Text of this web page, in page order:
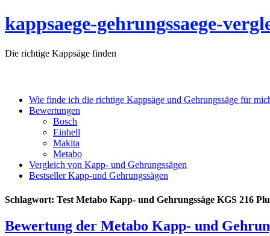
kappsaege-gehrungssaege-
Die richtige Kappsäge finden
Wie finde ich die richtige Kappsäge und Gehrungssäge für
Bewertungen
Bosch
Einhell
Makita
Metabo
Vergleich von Kapp- und Gehrungssägen
Bestseller Kapp-und Gehrungssägen
Schlagwort: Test Metabo Kapp- und Gehrungssäge KGS 216
Bewertung der Metabo Kapp- und